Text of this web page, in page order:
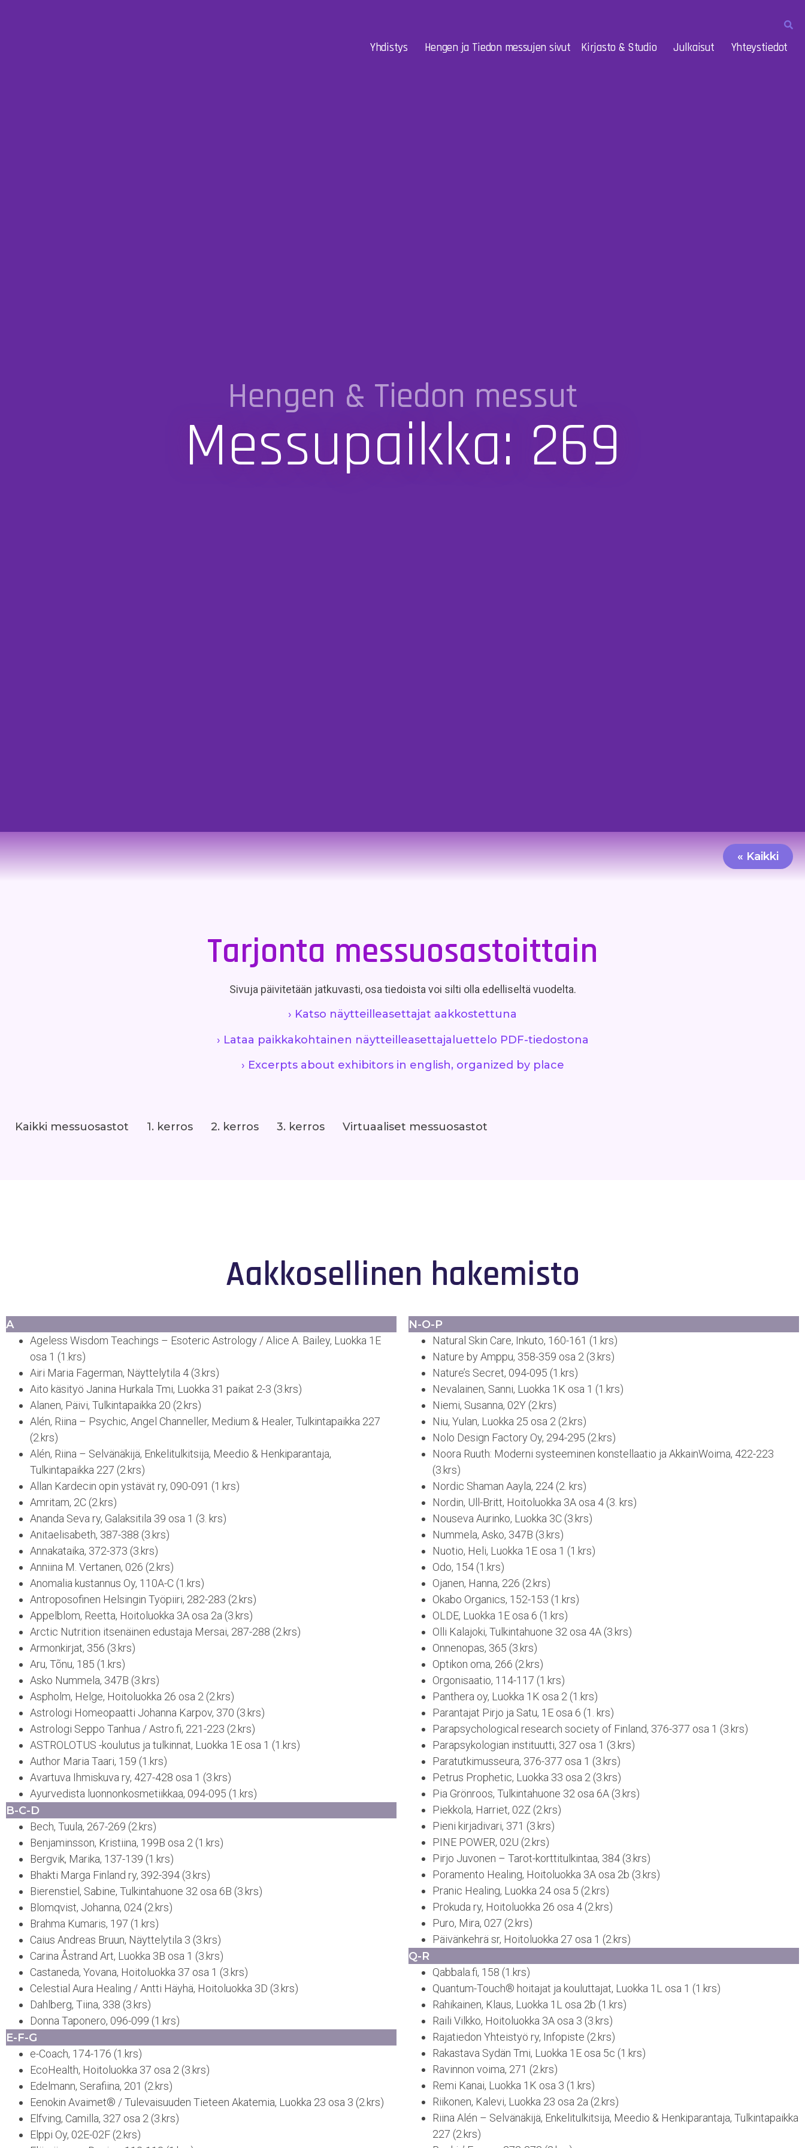
Yhdistys Hengen ja Tiedon messujen sivut Kirjasto & Studio Julkaisut Yhteystiedot
Hengen & Tiedon messut
Messupaikka: 269
« Kaikki
Tarjonta messuosastoittain
Sivuja päivitetään jatkuvasti, osa tiedoista voi silti olla edelliseltä vuodelta.
› Katso näytteilleasettajat aakkostettuna
› Lataa paikkakohtainen näytteilleasettajaluettelo PDF-tiedostona
› Excerpts about exhibitors in english, organized by place
Kaikki messuosastot 1. kerros 2. kerros 3. kerros Virtuaaliset messuosastot
Aakkosellinen hakemisto
A
Ageless Wisdom Teachings – Esoteric Astrology / Alice A. Bailey, Luokka 1E
osa 1 (1.krs)
Airi Maria Fagerman, Näyttelytila 4 (3.krs)
Aito käsityö Janina Hurkala Tmi, Luokka 31 paikat 2-3 (3.krs)
Alanen, Päivi, Tulkintapaikka 20 (2.krs)
Alén, Riina – Psychic, Angel Channeller, Medium & Healer, Tulkintapaikka 227
(2.krs)
Alén, Riina – Selvänäkijä, Enkelitulkitsija, Meedio & Henkiparantaja,
Tulkintapaikka 227 (2.krs)
Allan Kardecin opin ystävät ry, 090-091 (1.krs)
Amritam, 2C (2.krs)
Ananda Seva ry, Galaksitila 39 osa 1 (3. krs)
Anitaelisabeth, 387-388 (3.krs)
Annakataika, 372-373 (3.krs)
Anniina M. Vertanen, 026 (2.krs)
Anomalia kustannus Oy, 110A-C (1.krs)
Antroposofinen Helsingin Työpiiri, 282-283 (2.krs)
Appelblom, Reetta, Hoitoluokka 3A osa 2a (3.krs)
Arctic Nutrition itsenäinen edustaja Mersai, 287-288 (2.krs)
Armonkirjat, 356 (3.krs)
Aru, Tõnu, 185 (1.krs)
Asko Nummela, 347B (3.krs)
Aspholm, Helge, Hoitoluokka 26 osa 2 (2.krs)
Astrologi Homeopaatti Johanna Karpov, 370 (3.krs)
Astrologi Seppo Tanhua / Astro.fi, 221-223 (2.krs)
ASTROLOTUS -koulutus ja tulkinnat, Luokka 1E osa 1 (1.krs)
Author Maria Taari, 159 (1.krs)
Avartuva Ihmiskuva ry, 427-428 osa 1 (3.krs)
Ayurvedista luonnonkosmetiikkaa, 094-095 (1.krs)
B-C-D
Bech, Tuula, 267-269 (2.krs)
Benjaminsson, Kristiina, 199B osa 2 (1.krs)
Bergvik, Marika, 137-139 (1.krs)
Bhakti Marga Finland ry, 392-394 (3.krs)
Bierenstiel, Sabine, Tulkintahuone 32 osa 6B (3.krs)
Blomqvist, Johanna, 024 (2.krs)
Brahma Kumaris, 197 (1.krs)
Caius Andreas Bruun, Näyttelytila 3 (3.krs)
Carina Åstrand Art, Luokka 3B osa 1 (3.krs)
Castaneda, Yovana, Hoitoluokka 37 osa 1 (3.krs)
Celestial Aura Healing / Antti Häyhä, Hoitoluokka 3D (3.krs)
Dahlberg, Tiina, 338 (3.krs)
Donna Taponero, 096-099 (1.krs)
E-F-G
e-Coach, 174-176 (1.krs)
EcoHealth, Hoitoluokka 37 osa 2 (3.krs)
Edelmann, Serafiina, 201 (2.krs)
Eenokin Avaimet® / Tulevaisuuden Tieteen Akatemia, Luokka 23 osa 3 (2.krs)
Elfving, Camilla, 327 osa 2 (3.krs)
Elppi Oy, 02E-02F (2.krs)
N-O-P
Natural Skin Care, Inkuto, 160-161 (1.krs)
Nature by Amppu, 358-359 osa 2 (3.krs)
Nature’s Secret, 094-095 (1.krs)
Nevalainen, Sanni, Luokka 1K osa 1 (1.krs)
Niemi, Susanna, 02Y (2.krs)
Niu, Yulan, Luokka 25 osa 2 (2.krs)
Nolo Design Factory Oy, 294-295 (2.krs)
Noora Ruuth: Moderni systeeminen konstellaatio ja AkkainWoima, 422-223
(3.krs)
Nordic Shaman Aayla, 224 (2. krs)
Nordin, Ull-Britt, Hoitoluokka 3A osa 4 (3. krs)
Nouseva Aurinko, Luokka 3C (3.krs)
Nummela, Asko, 347B (3.krs)
Nuotio, Heli, Luokka 1E osa 1 (1.krs)
Odo, 154 (1.krs)
Ojanen, Hanna, 226 (2.krs)
Okabo Organics, 152-153 (1.krs)
OLDE, Luokka 1E osa 6 (1.krs)
Olli Kalajoki, Tulkintahuone 32 osa 4A (3.krs)
Onnenopas, 365 (3.krs)
Optikon oma, 266 (2.krs)
Orgonisaatio, 114-117 (1.krs)
Panthera oy, Luokka 1K osa 2 (1.krs)
Parantajat Pirjo ja Satu, 1E osa 6 (1. krs)
Parapsychological research society of Finland, 376-377 osa 1 (3.krs)
Parapsykologian instituutti, 327 osa 1 (3.krs)
Paratutkimusseura, 376-377 osa 1 (3.krs)
Petrus Prophetic, Luokka 33 osa 2 (3.krs)
Pia Grönroos, Tulkintahuone 32 osa 6A (3.krs)
Piekkola, Harriet, 02Z (2.krs)
Pieni kirjadivari, 371 (3.krs)
PINE POWER, 02U (2.krs)
Pirjo Juvonen – Tarot-korttitulkintaa, 384 (3.krs)
Poramento Healing, Hoitoluokka 3A osa 2b (3.krs)
Pranic Healing, Luokka 24 osa 5 (2.krs)
Prokuda ry, Hoitoluokka 26 osa 4 (2.krs)
Puro, Mira, 027 (2.krs)
Päivänkehrä sr, Hoitoluokka 27 osa 1 (2.krs)
Q-R
Qabbala.fi, 158 (1.krs)
Quantum-Touch® hoitajat ja kouluttajat, Luokka 1L osa 1 (1.krs)
Rahikainen, Klaus, Luokka 1L osa 2b (1.krs)
Raili Vilkko, Hoitoluokka 3A osa 3 (3.krs)
Rajatiedon Yhteistyö ry, Infopiste (2.krs)
Rakastava Sydän Tmi, Luokka 1E osa 5c (1.krs)
Ravinnon voima, 271 (2.krs)
Remi Kanai, Luokka 1K osa 3 (1.krs)
Riikonen, Kalevi, Luokka 23 osa 2a (2.krs)
Riina Alén – Selvänäkijä, Enkelitulkitsija, Meedio & Henkiparantaja, Tulkintapaikka
227 (2.krs)